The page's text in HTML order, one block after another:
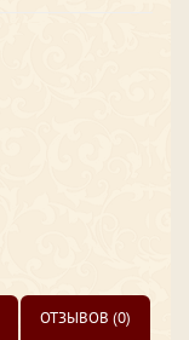
ОТЗЫВОВ (0)